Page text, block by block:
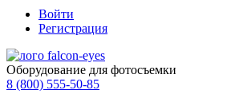
Войти
Регистрация
Оборудование для фотосъемки
8 (800) 555-50-85